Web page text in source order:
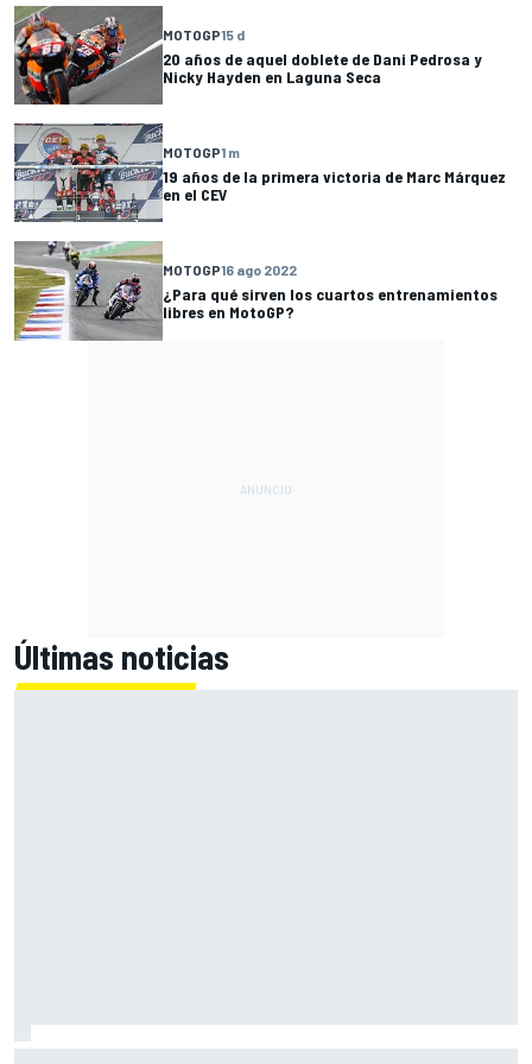
MOTOGP15 d
20 años de aquel doblete de Dani Pedrosa y
Nicky Hayden en Laguna Seca
MOTOGP1 m
19 años de la primera victoria de Marc Márquez
en el CEV
MOTOGP16 ago 2022
¿Para qué sirven los cuartos entrenamientos
libres en MotoGP?
Últimas noticias